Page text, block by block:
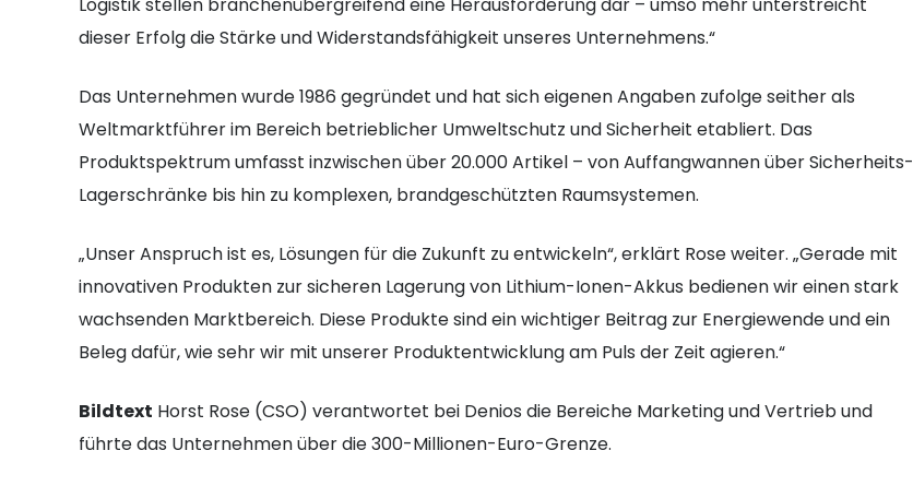
dieser Erfolg die Stärke und Widerstandsfähigkeit unseres Unternehmens.“
Das Unternehmen wurde 1986 gegründet und hat sich eigenen Angaben zufolge seither als
Weltmarktführer im Bereich betrieblicher Umweltschutz und Sicherheit etabliert. Das
Produktspektrum umfasst inzwischen über 20.000 Artikel – von Auffangwannen über Sicherheits-
Lagerschränke bis hin zu komplexen, brandgeschützten Raumsystemen.
„Unser Anspruch ist es, Lösungen für die Zukunft zu entwickeln“, erklärt Rose weiter. „Gerade mit
innovativen Produkten zur sicheren Lagerung von Lithium-Ionen-Akkus bedienen wir einen stark
wachsenden Marktbereich. Diese Produkte sind ein wichtiger Beitrag zur Energiewende und ein
Beleg dafür, wie sehr wir mit unserer Produktentwicklung am Puls der Zeit agieren.“
Bildtext Horst Rose (CSO) verantwortet bei Denios die Bereiche Marketing und Vertrieb und
führte das Unternehmen über die 300-Millionen-Euro-Grenze.